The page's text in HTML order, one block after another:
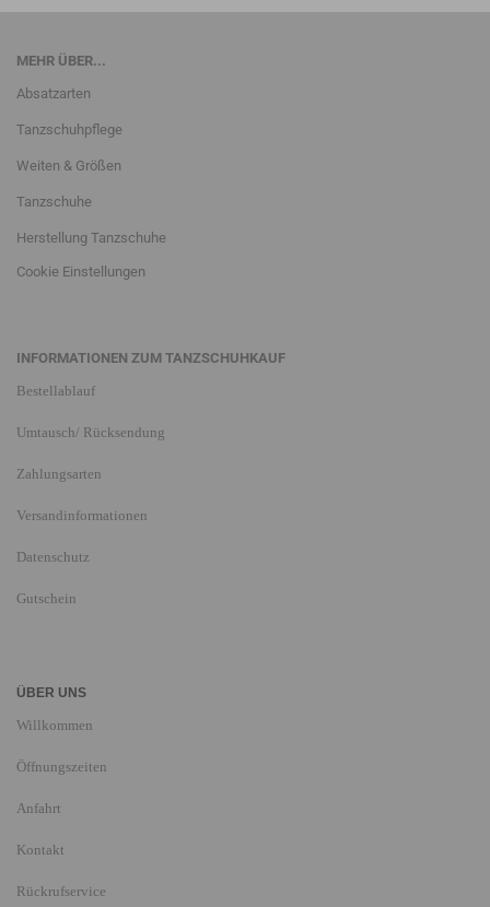
MEHR ÜBER...
Absatzarten
Tanzschuhpflege
Weiten & Größen
Tanzschuhe
Herstellung Tanzschuhe
Cookie Einstellungen
INFORMATIONEN ZUM TANZSCHUHKAUF
Bestellablauf
Umtausch/ Rücksendung
Zahlungsarten
Versandinformationen
Datenschutz
Gutschein
ÜBER UNS
Willkommen
Öffnungszeiten
Anfahrt
Kontakt
Rückrufservice